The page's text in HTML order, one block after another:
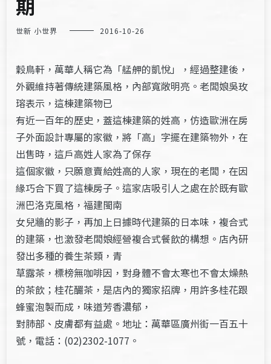
世新 小世界 2016-10-26
穀鳥軒，萬華人稱它為「艋舺的凱悅」，經過整建後，
外觀維持著傳統建築風格，內部寬敞明亮。老闆娘吳玫
瑢表示，這棟建築物已
有近一百年的歷史，蓋這棟建築的姓高，仿造歐洲在房
子外面設計專屬的家徽，將「高」字擺在建築物外，在
出售時，這戶高姓人家為了保存
這個家徽，只願意賣給姓高的人家，現在的老闆，在因
緣巧合下買了這棟房子。這家店吸引人之處在於既有歐
洲巴洛克風格，福建閩南
女兒牆的影子，再加上日據時代建築的日本味，複合式
的建築，也激發老闆娘經營複合式餐飲的構想。店內研
發出多種的養生茶類，青
草露茶，標榜無咖啡因，對身體不會太寒也不會太燥熱
的茶飲；桂花釅茶，是店內的獨家招牌，用許多桂花跟
蜂蜜泡製而成，味道芳香濃郁，
對肺部、皮膚都有益處。地址：萬華區廣州街一百五十
號，電話：(02)2302-1077。